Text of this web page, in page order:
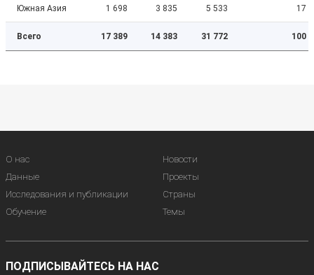
Южная Азия 1 698 3 835 5 533 17
Всего 17 389 14 383 31 772 100
О нас
Данные
Исследования и публикации
Обучение
Новости
Проекты
Страны
Темы
ПОДПИСЫВАЙТЕСЬ НА НАС